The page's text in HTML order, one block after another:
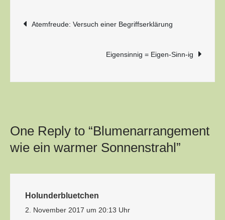
Beitragsnavigation
Atemfreude: Versuch einer Begriffserklärung
Eigensinnig = Eigen-Sinn-ig
One Reply to “Blumenarrangement
wie ein warmer Sonnenstrahl”
Holunderbluetchen
2. November 2017 um 20:13 Uhr